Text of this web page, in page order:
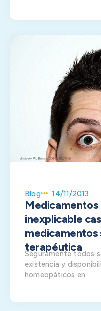
Blog 14/11/2013
inexplicable
medicamentos
terapéutica
Seguramente todos
existencia y
homeopáticos en.